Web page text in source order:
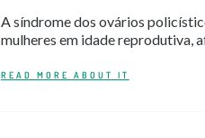
A síndrome dos ovários
mulheres em idade reprodutiva,
READ MORE ABOUT IT